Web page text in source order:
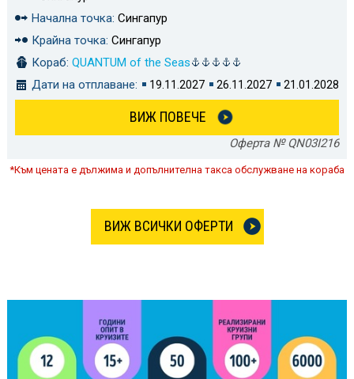
Начална точка: Сингапур
Крайна точка: Сингапур
Кораб: QUANTUM of the Seas
Дати на отплаване:
19.11.2027 26.11.2027 21.01.2028
ВИЖ ПОВЕЧЕ
Оферта № QN03I216
*Към цената е дължима и допълнителна такса обслужване на кораба
ВИЖ ВСИЧКИ ОФЕРТИ